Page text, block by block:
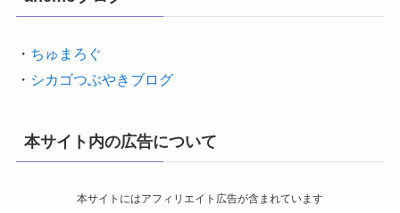
・ ちゅまろぐ
・ シカゴつぶやきブログ
本サイト内の広告について
本サイトにはアフィリエイト広告が含まれています